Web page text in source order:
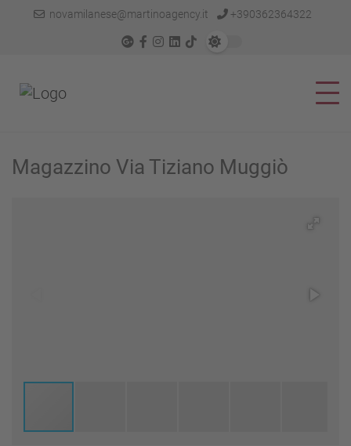
novamilanese@martinoagency.it +390362364322
Magazzino Via Tiziano Muggiò